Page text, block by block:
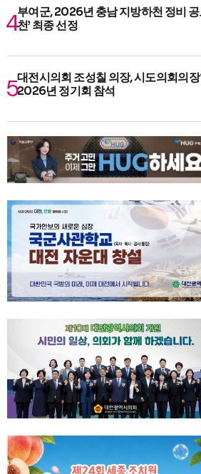
부여군, 2026년 충남 지방하천 정비 공
천’ 최종 선정
대전시의회 조성칠 의장, 시도의회의
2026년 정기회 참석